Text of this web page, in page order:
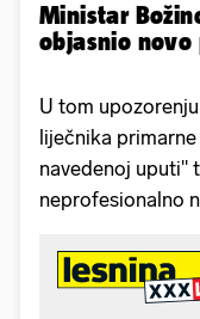
Ministar
objasnio
U tom
liječnika
navedenoj uputi"
neprofesionalno